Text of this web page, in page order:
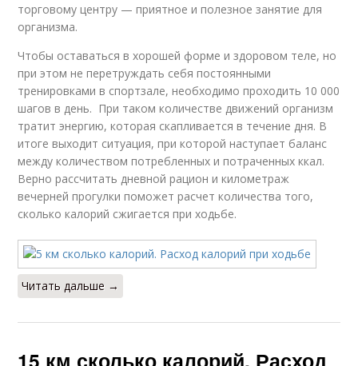
торговому центру — приятное и полезное занятие для
организма.
Чтобы оставаться в хорошей форме и здоровом теле, но
при этом не перетруждать себя постоянными
тренировками в спортзале, необходимо проходить 10 000
шагов в день. При таком количестве движений организм
тратит энергию, которая скапливается в течение дня. В
итоге выходит ситуация, при которой наступает баланс
между количеством потребленных и потраченных ккал.
Верно рассчитать дневной рацион и километраж
вечерней прогулки поможет расчет количества того,
сколько калорий сжигается при ходьбе.
Читать дальше →